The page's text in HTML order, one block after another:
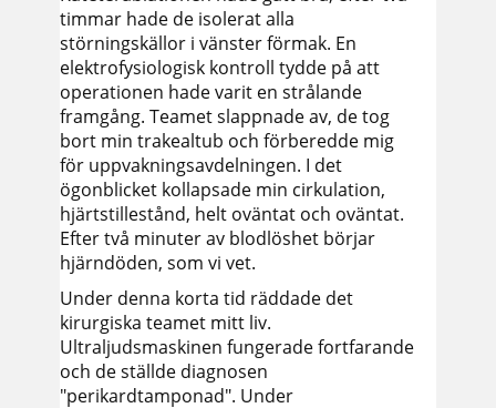
timmar hade de isolerat alla
störningskällor i vänster förmak. En
elektrofysiologisk kontroll tydde på att
operationen hade varit en strålande
framgång. Teamet slappnade av, de tog
bort min trakealtub och förberedde mig
för uppvakningsavdelningen. I det
ögonblicket kollapsade min cirkulation,
hjärtstillestånd, helt oväntat och oväntat.
Efter två minuter av blodlöshet börjar
hjärndöden, som vi vet.
Under denna korta tid räddade det
kirurgiska teamet mitt liv.
Ultraljudsmaskinen fungerade fortfarande
och de ställde diagnosen
"perikardtamponad". Under